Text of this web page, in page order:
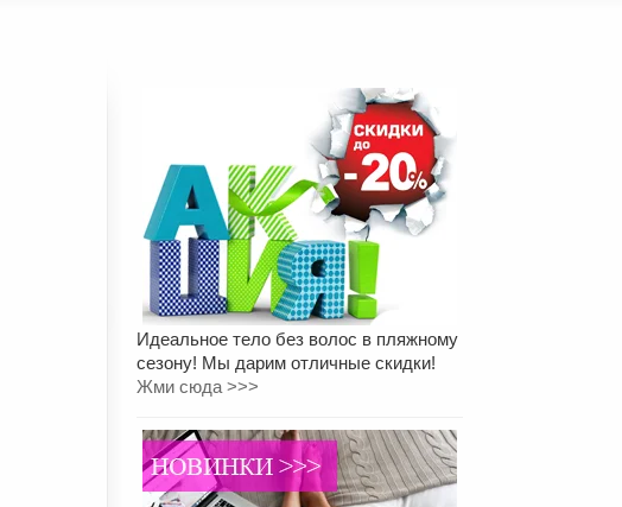
Идеальное тело без волос в пляжному
сезону! Мы дарим отличные скидки!
Жми сюда >>>